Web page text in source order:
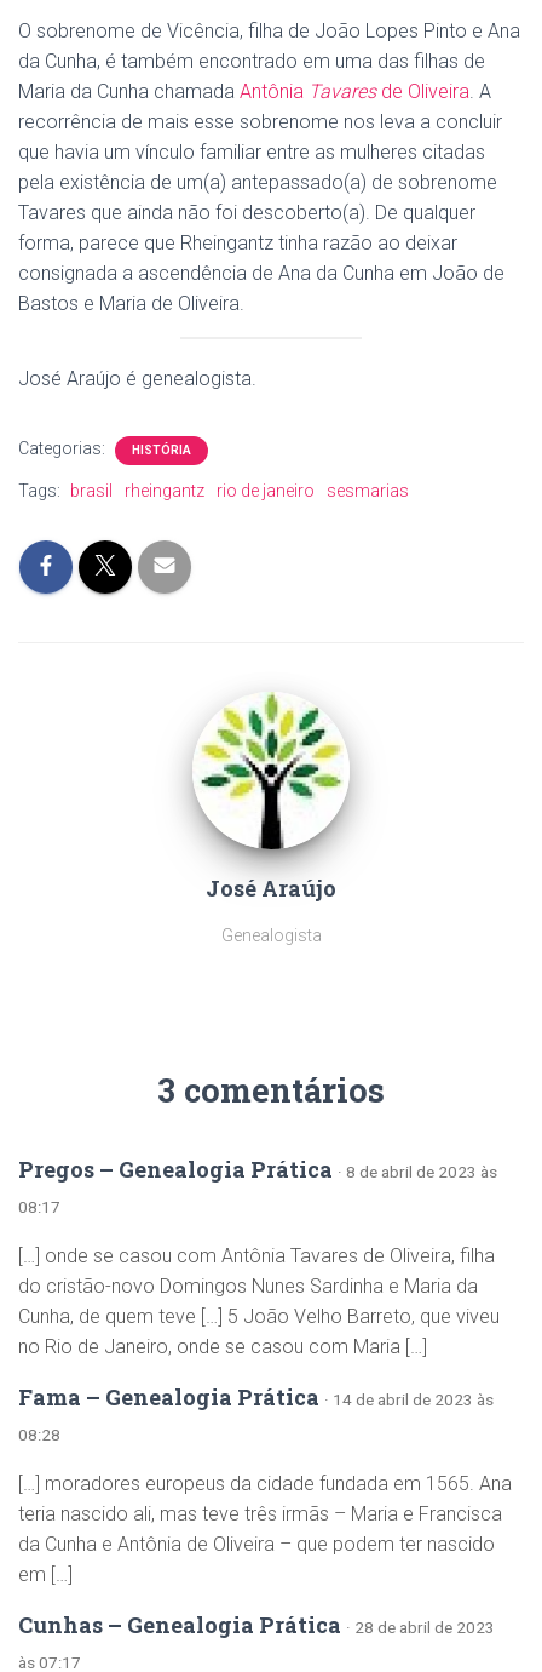
O sobrenome de Vicência, filha de João Lopes Pinto e Ana
da Cunha, é também encontrado em uma das filhas de
Maria da Cunha chamada Antônia Tavares de Oliveira. A
recorrência de mais esse sobrenome nos leva a concluir
que havia um vínculo familiar entre as mulheres citadas
pela existência de um(a) antepassado(a) de sobrenome
Tavares que ainda não foi descoberto(a). De qualquer
forma, parece que Rheingantz tinha razão ao deixar
consignada a ascendência de Ana da Cunha em João de
Bastos e Maria de Oliveira.
José Araújo é genealogista.
Categorias: HISTÓRIA
Tags: brasil rheingantz rio de janeiro sesmarias
José Araújo
Genealogista
3 comentários
Pregos – Genealogia Prática · 8 de abril de 2023 às
08:17
[…] onde se casou com Antônia Tavares de Oliveira, filha
do cristão-novo Domingos Nunes Sardinha e Maria da
Cunha, de quem teve […] 5 João Velho Barreto, que viveu
no Rio de Janeiro, onde se casou com Maria […]
Fama – Genealogia Prática · 14 de abril de 2023 às
08:28
[…] moradores europeus da cidade fundada em 1565. Ana
teria nascido ali, mas teve três irmãs – Maria e Francisca
da Cunha e Antônia de Oliveira – que podem ter nascido
em […]
Cunhas – Genealogia Prática · 28 de abril de 2023
às 07:17